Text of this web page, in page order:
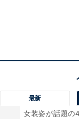
最新
女装姿が話題の